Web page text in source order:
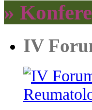
»
IV